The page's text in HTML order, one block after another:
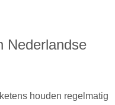
Nederlandse
houden regelmatig